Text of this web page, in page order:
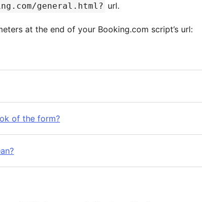
general.html? url.
at the end of your Booking.com script’s url:
of the form?